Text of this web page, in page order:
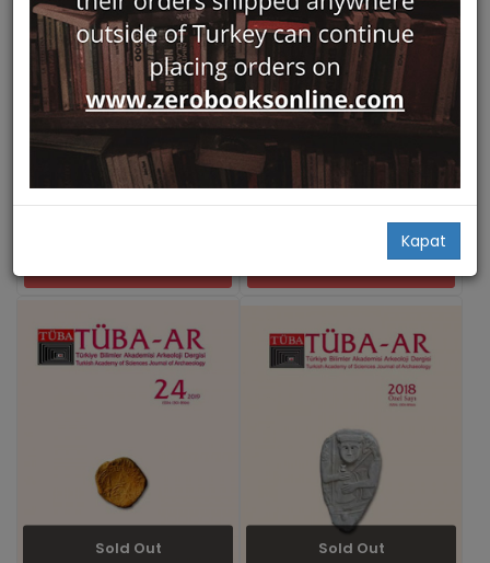
Kapat
Hızlı Bakış
Tuba-Ar 22 - Turkish
Academy of Sciences
Journal of Archaeology
Türkiye Bilimler Akademisi
Musa Kadıoğlu,
Gocha R. Tsetskhladze
Hızlı Bakış
Tuba-Ar 23 - Turkish
Academy of Sciences
Journal of Archaeology
Türkiye Bilimler Akademisi
Musa Kadıoğlu,
Gocha R. Tsetskhladze
Sold Out Sold Out